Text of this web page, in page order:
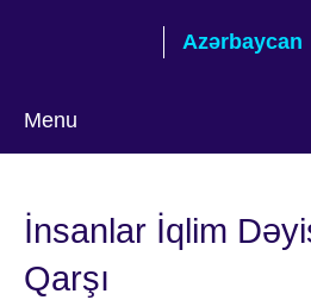
Azərbaycan
Menu
language
İnsanlar İqlim
Qarşı